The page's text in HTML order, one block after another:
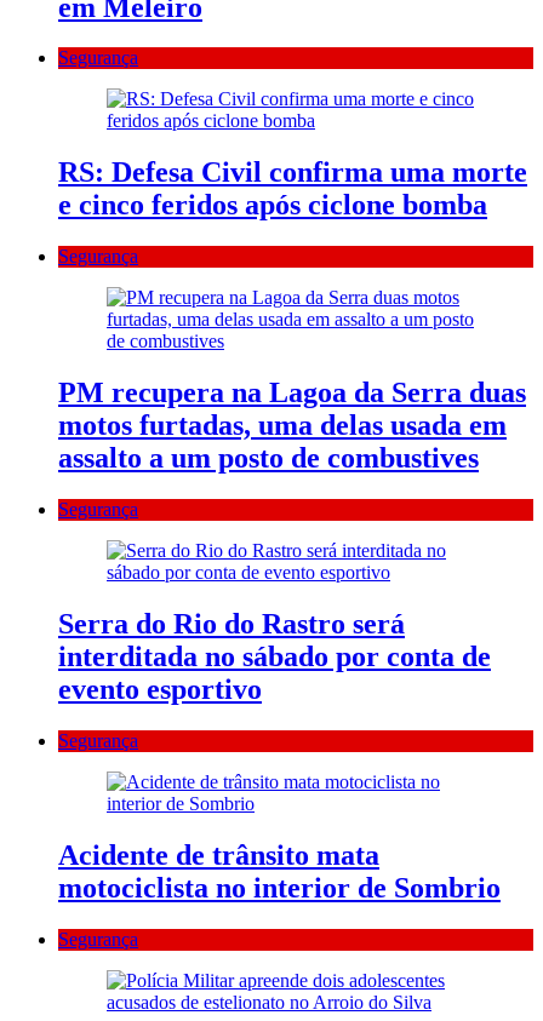
em Meleiro
Segurança
RS: Defesa Civil confirma uma morte
e cinco feridos após ciclone bomba
Segurança
PM recupera na Lagoa da Serra duas
motos furtadas, uma delas usada em
assalto a um posto de combustives
Segurança
Serra do Rio do Rastro será
interditada no sábado por conta de
evento esportivo
Segurança
Acidente de trânsito mata
motociclista no interior de Sombrio
Segurança